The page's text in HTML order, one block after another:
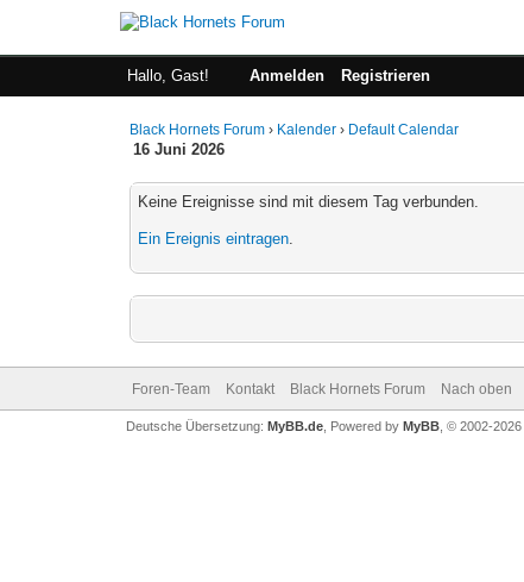
Hallo, Gast! Anmelden Registrieren
Black Hornets Forum › Kalender › Default Calendar
16 Juni 2026
Keine Ereignisse sind mit diesem Tag verbunden.
Ein Ereignis eintragen.
Foren-Team Kontakt Black Hornets Forum Nach oben
Deutsche Übersetzung: MyBB.de, Powered by MyBB, © 2002-2026